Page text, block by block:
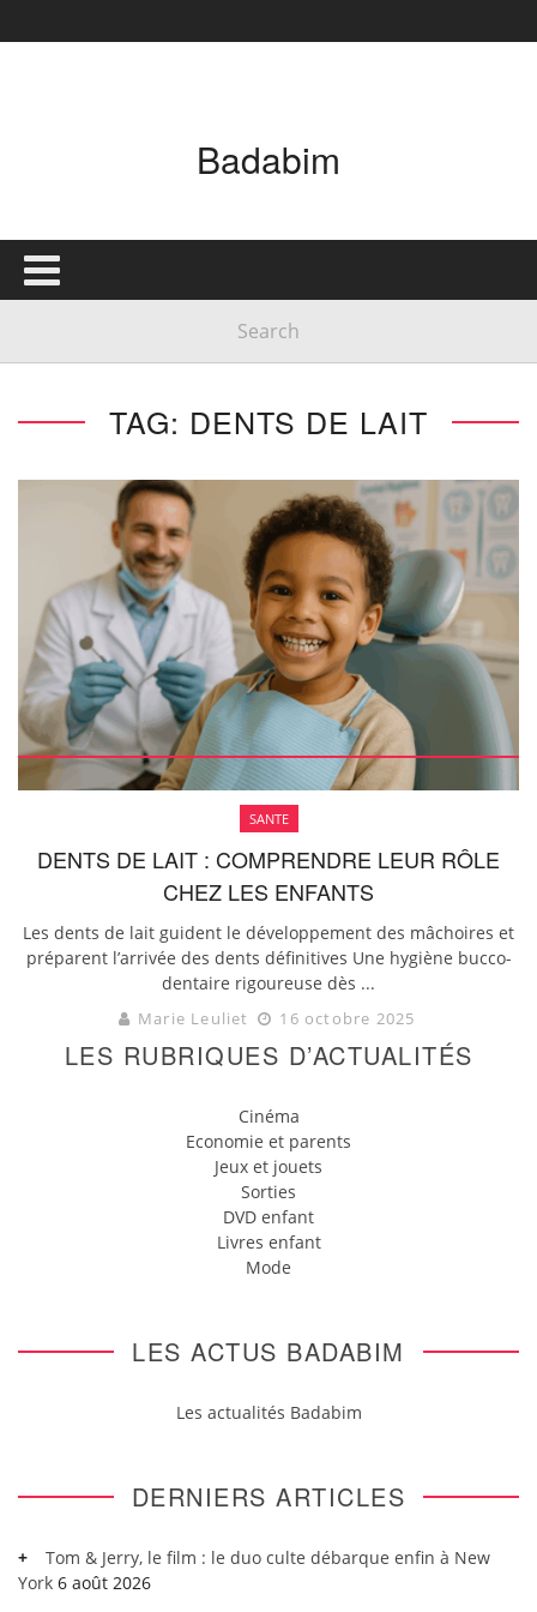
Badabim
TAG: DENTS DE LAIT
SANTE
DENTS DE LAIT : COMPRENDRE LEUR RÔLE
CHEZ LES ENFANTS
Les dents de lait guident le développement des mâchoires et
préparent l’arrivée des dents définitives Une hygiène bucco-
dentaire rigoureuse dès ...
Marie Leuliet 16 octobre 2025
LES RUBRIQUES D’ACTUALITÉS
Cinéma
Economie et parents
Jeux et jouets
Sorties
DVD enfant
Livres enfant
Mode
LES ACTUS BADABIM
Les actualités Badabim
DERNIERS ARTICLES
Tom & Jerry, le film : le duo culte débarque enfin à New
York 6 août 2026